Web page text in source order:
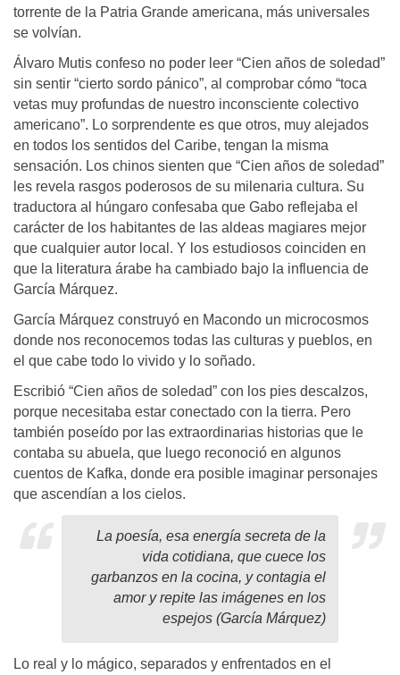
torrente de la Patria Grande americana, más universales
se volvían.
Álvaro Mutis confeso no poder leer “Cien años de soledad”
sin sentir “cierto sordo pánico”, al comprobar cómo “toca
vetas muy profundas de nuestro inconsciente colectivo
americano”. Lo sorprendente es que otros, muy alejados
en todos los sentidos del Caribe, tengan la misma
sensación. Los chinos sienten que “Cien años de soledad”
les revela rasgos poderosos de su milenaria cultura. Su
traductora al húngaro confesaba que Gabo reflejaba el
carácter de los habitantes de las aldeas magiares mejor
que cualquier autor local. Y los estudiosos coinciden en
que la literatura árabe ha cambiado bajo la influencia de
García Márquez.
García Márquez construyó en Macondo un microcosmos
donde nos reconocemos todas las culturas y pueblos, en
el que cabe todo lo vivido y lo soñado.
Escribió “Cien años de soledad” con los pies descalzos,
porque necesitaba estar conectado con la tierra. Pero
también poseído por las extraordinarias historias que le
contaba su abuela, que luego reconoció en algunos
cuentos de Kafka, donde era posible imaginar personajes
que ascendían a los cielos.
La poesía, esa energía secreta de la
vida cotidiana, que cuece los
garbanzos en la cocina, y contagia el
amor y repite las imágenes en los
espejos (García Márquez)
Lo real y lo mágico, separados y enfrentados en el